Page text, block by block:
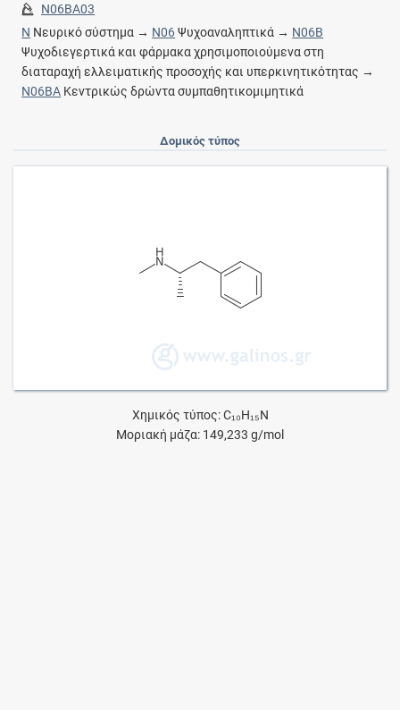
N06BA03
N Νευρικό σύστημα → N06Ψυχοαναληπτικά → N06B
Ψυχοδιεγερτικά και φάρμακα χρησιμοποιούμενα στη
διαταραχή ελλειματικής προσοχής και υπερκινητικότητας →
N06BA Κεντρικώς δρώντα συμπαθητικομιμητικά
Δομικός τύπος
Χημικός τύπος: C₁₀H₁₅N
Μοριακή μάζα: 149,233 g/mol